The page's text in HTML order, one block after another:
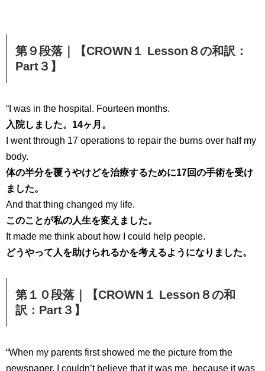
第９段落｜【CROWN１ Lesson８の和訳：
Part３】
“I was in the hospital. Fourteen months.
入院しました。14ヶ月。
I went through 17 operations to repair the burns over half my
body.
体の半分を覆うやけどを治療するために17回の手術を受け
ました。
And that thing changed my life.
このことが私の人生を変えました。
It made me think about how I could help people.
どうやって人を助けられるかを考えるようになりました。
第１０段落｜【CROWN１ Lesson８の和
訳：Part３】
“When my parents first showed me the picture from the
newspaper, I couldn’t believe that it was me, because it was